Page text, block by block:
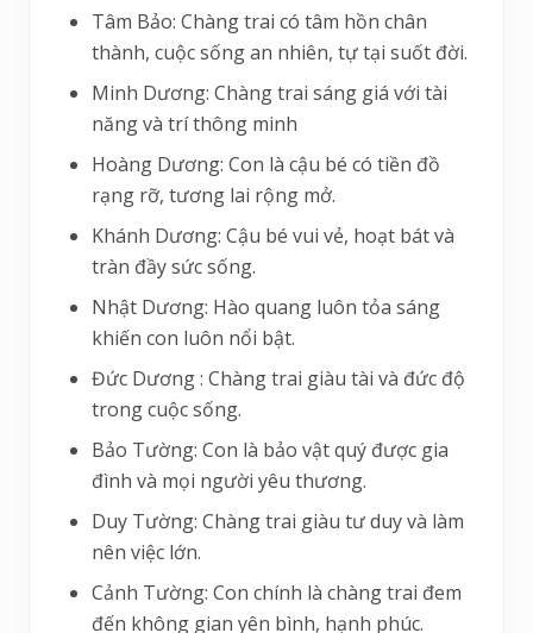
Tâm Bảo: Chàng trai có tâm hồn chân
thành, cuộc sống an nhiên, tự tại suốt đời.
Minh Dương: Chàng trai sáng giá với tài
năng và trí thông minh
Hoàng Dương: Con là cậu bé có tiền đồ
rạng rỡ, tương lai rộng mở.
Khánh Dương: Cậu bé vui vẻ, hoạt bát và
tràn đầy sức sống.
Nhật Dương: Hào quang luôn tỏa sáng
khiến con luôn nổi bật.
Đức Dương : Chàng trai giàu tài và đức độ
trong cuộc sống.
Bảo Tường: Con là bảo vật quý được gia
đình và mọi người yêu thương.
Duy Tường: Chàng trai giàu tư duy và làm
nên việc lớn.
Cảnh Tường: Con chính là chàng trai đem
đến không gian yên bình, hạnh phúc.